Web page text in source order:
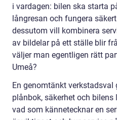
i vardagen: bilen ska starta
långresan och fungera
dessutom vill kombinera
av bildelar på ett ställe blir
väljer man egentligen rätt
Umeå?
En genomtänkt
plånbok, säkerhet och
vad som kännetecknar en